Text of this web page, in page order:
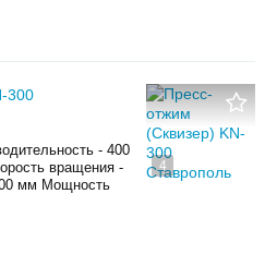
4
300
- 400
вращения -
мм Мощность